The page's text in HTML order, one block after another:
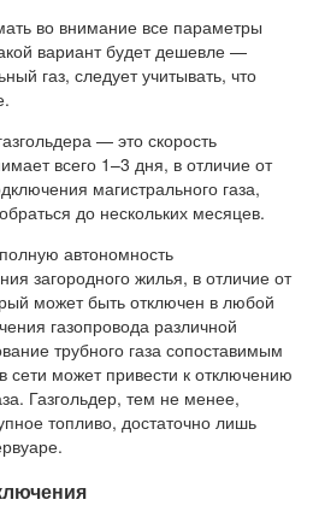
во внимание все параметры
вариант будет дешевле —
газ, следует учитывать, что
— это скорость
всего 1–3 дня, в отличие от
магистрального газа,
до нескольких месяцев.
автономность
загородного жилья, в отличие от
может быть отключен в любой
газопровода различной
трубного газа сопоставимым
сети может привести к отключению
Газгольдер, тем не менее,
топливо, достаточно лишь